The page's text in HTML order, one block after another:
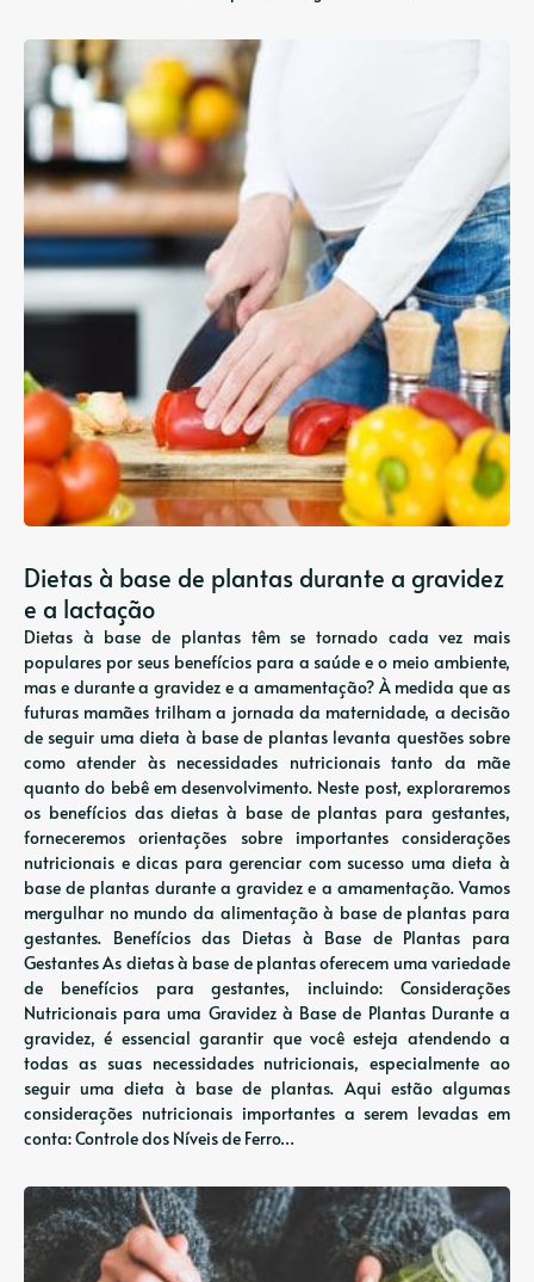
Dietas à base de plantas durante a gravidez
e a lactação
Dietas à base de plantas têm se tornado cada vez mais
populares por seus benefícios para a saúde e o meio ambiente,
mas e durante a gravidez e a amamentação? À medida que as
futuras mamães trilham a jornada da maternidade, a decisão
de seguir uma dieta à base de plantas levanta questões sobre
como atender às necessidades nutricionais tanto da mãe
quanto do bebê em desenvolvimento. Neste post, exploraremos
os benefícios das dietas à base de plantas para gestantes,
forneceremos orientações sobre importantes considerações
nutricionais e dicas para gerenciar com sucesso uma dieta à
base de plantas durante a gravidez e a amamentação. Vamos
mergulhar no mundo da alimentação à base de plantas para
gestantes. Benefícios das Dietas à Base de Plantas para
Gestantes As dietas à base de plantas oferecem uma variedade
de benefícios para gestantes, incluindo: Considerações
Nutricionais para uma Gravidez à Base de Plantas Durante a
gravidez, é essencial garantir que você esteja atendendo a
todas as suas necessidades nutricionais, especialmente ao
seguir uma dieta à base de plantas. Aqui estão algumas
considerações nutricionais importantes a serem levadas em
conta: Controle dos Níveis de Ferro…